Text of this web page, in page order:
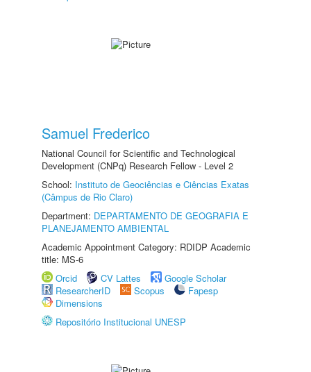
Samuel Frederico
National Council for Scientific and Technological
Development (CNPq) Research Fellow - Level 2
School: Instituto de Geociências e Ciências Exatas
(Câmpus de Rio Claro)
Department: DEPARTAMENTO DE GEOGRAFIA E
PLANEJAMENTO AMBIENTAL
Academic Appointment Category: RDIDP Academic
title: MS-6
Orcid
CV Lattes
Google Scholar
ResearcherID
Scopus
Fapesp
Dimensions
Repositório Institucional UNESP